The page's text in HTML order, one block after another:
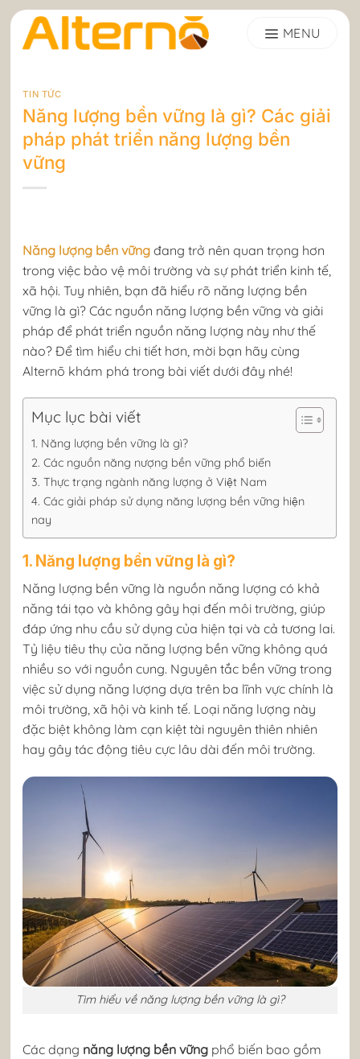
Skip
content
TIN TỨC
Năng lượng bền vững là gì? Các giải
pháp phát triển năng lượng bền
vững
Năng lượng bền vững đang trở nên quan trọng hơn
trong việc bảo vệ môi trường và sự phát triển kinh tế,
xã hội. Tuy nhiên, bạn đã hiểu rõ năng lượng bền
vững là gì? Các nguồn năng lượng bền vững và giải
pháp để phát triển nguồn năng lượng này như thế
nào? Để tìm hiểu chi tiết hơn, mời bạn hãy cùng
Alternō khám phá trong bài viết dưới đây nhé!
Mục lục bài viết
1. Năng lượng bền vững là gì?
2. Các nguồn năng nượng bền vững phổ biến
3. Thực trạng ngành năng lượng ở Việt Nam
4. Các giải pháp sử dụng năng lượng bền vững hiện
nay
1. Năng lượng bền vững là gì?
Năng lượng bền vững là nguồn năng lượng có khả
năng tái tạo và không gây hại đến môi trường, giúp
đáp ứng nhu cầu sử dụng của hiện tại và cả tương lai.
Tỷ liệu tiêu thụ của năng lượng bền vững không quá
nhiều so với nguồn cung. Nguyên tắc bền vững trong
việc sử dụng năng lượng dựa trên ba lĩnh vực chính là
môi trường, xã hội và kinh tế. Loại năng lượng này
đặc biệt không làm cạn kiệt tài nguyên thiên nhiên
hay gây tác động tiêu cực lâu dài đến môi trường.
Tìm hiểu về năng lượng bền vững là gì?
Các dạng năng lượng bền vững phổ biến bao gồm